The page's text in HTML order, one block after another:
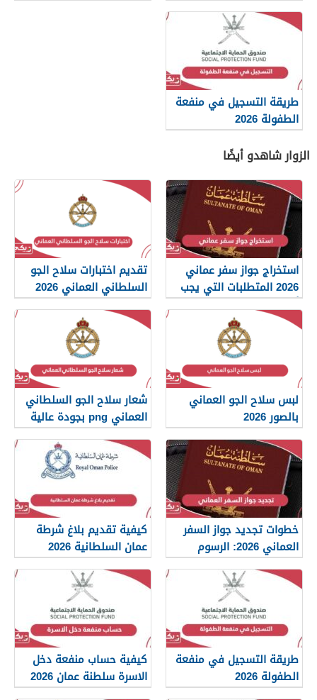
طريقة التسجيل في منفعة
الطفولة 2026
الزوار شاهدو أيضًا
استخراج جواز سفر عماني
2026 المتطلبات التي يجب
أن تعرفها
تقديم اختبارات سلاح الجو
السلطاني العماني 2026
لبس سلاح الجو العماني
بالصور 2026
شعار سلاح الجو السلطاني
العماني png بجودة عالية
2026
خطوات تجديد جواز السفر
العماني 2026: الرسوم
والمستندات المطلوبة
كيفية تقديم بلاغ شرطة
عمان السلطانية 2026
طريقة التسجيل في منفعة
الطفولة 2026
كيفية حساب منفعة دخل
الاسرة سلطنة عمان 2026